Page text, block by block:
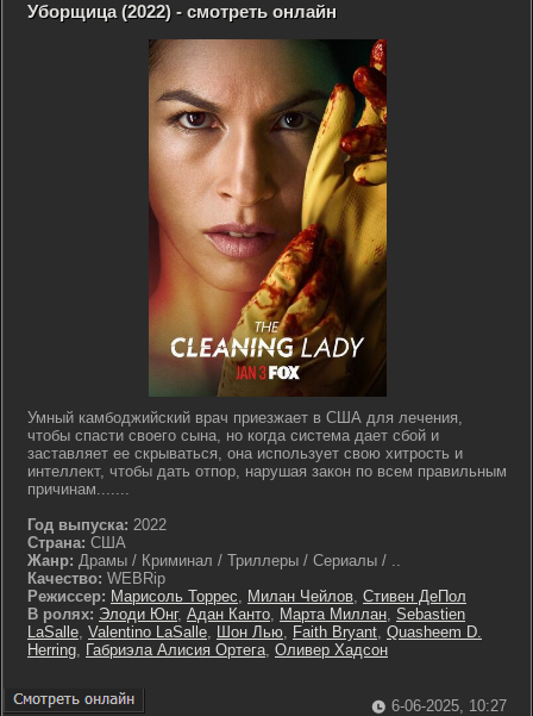
Уборщица (2022) - смотреть онлайн
Умный камбоджийский врач приезжает в США для лечения,
чтобы спасти своего сына, но когда система дает сбой и
заставляет ее скрываться, она использует свою хитрость и
интеллект, чтобы дать отпор, нарушая закон по всем правильным
причинам.......
Год выпуска: 2022
Страна: США
Жанр: Драмы / Криминал / Триллеры / Сериалы / ..
Качество: WEBRip
Режиссер: Марисоль Торрес, Милан Чейлов, Стивен ДеПол
В ролях: Элоди Юнг, Адан Канто, Марта Миллан, Sebastien
LaSalle, Valentino LaSalle, Шон Лью, Faith Bryant, Quasheem D.
Herring, Габриэла Алисия Ортега, Оливер Хадсон
6-06-2025, 10:27